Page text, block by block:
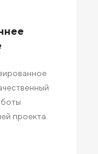
проекта.